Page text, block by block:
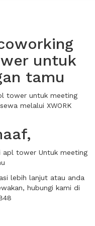
untuk
tamu
tower untuk meeting
melalui XWORK
tower Untuk meeting
lebih lanjut atau anda
hubungi kami di